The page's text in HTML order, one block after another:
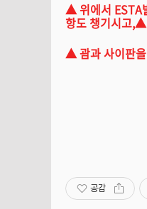
▲ 위에서 ESTA
항도 챙기시고,▲
▲괌과 사이판
공감